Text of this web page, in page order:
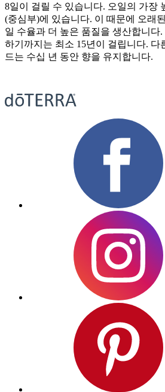
8일이 걸릴 수 있습니다. 오일의 가장
(중심부)에 있습니다. 이 때문에 오래
일 수율과 더 높은 품질을 생산합니다
하기까지는 최소 15년이 걸립니다. 다
드는 수십 년 동안 향을 유지합니다.